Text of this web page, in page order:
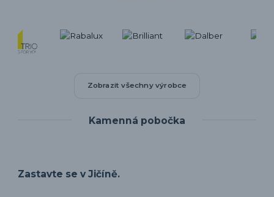
Zobrazit všechny výrobce
Kamenná pobočka
Zastavte se v Jičíně.